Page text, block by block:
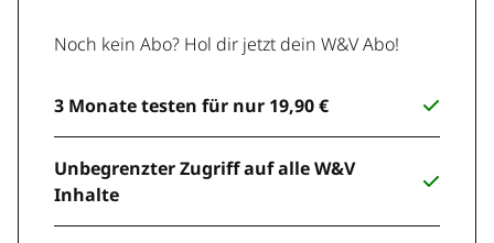
Noch kein Abo? Hol dir jetzt dein W&V Abo!
3 Monate testen für nur 19,90 €
Unbegrenzter Zugriff auf alle W&V
Inhalte